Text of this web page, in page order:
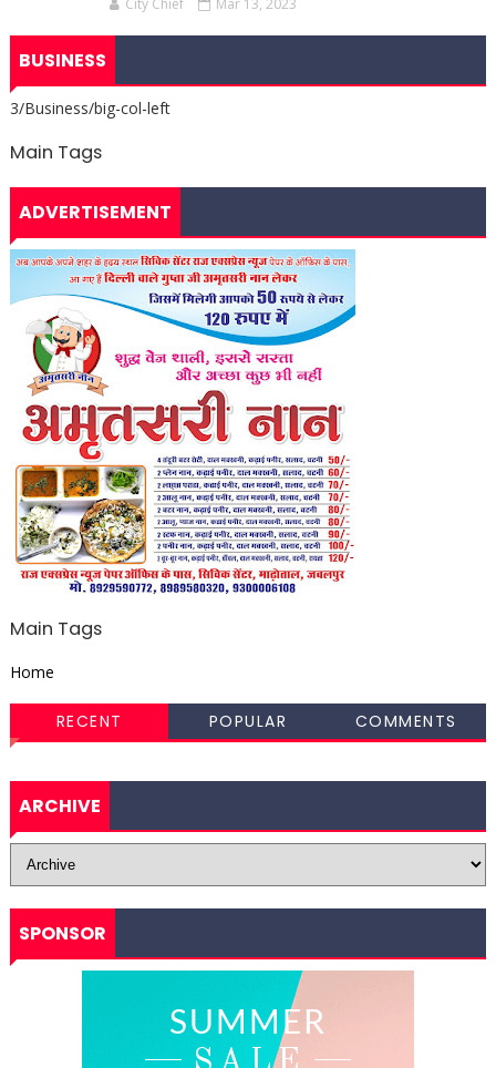
City Chief Mar 13, 2023
BUSINESS
3/Business/big-col-left
Main Tags
ADVERTISEMENT
Main Tags
Home
RECENT POPULAR COMMENTS
ARCHIVE
SPONSOR